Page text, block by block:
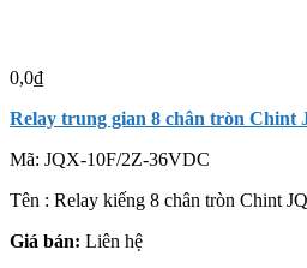
0,0₫
Relay trung gian 8 chân tròn Chint
Mã: JQX-10F/2Z-36VDC
Tên : Relay kiếng 8 chân tròn Chint
Giá bán: Liên hệ